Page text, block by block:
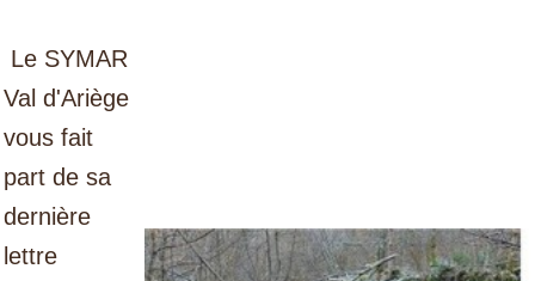
Le SYMAR
Val d'Ariège
vous fait
part de sa
dernière
lettre